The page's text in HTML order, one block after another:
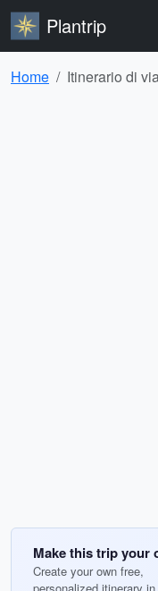
Plantrip
Home Itinerario di
Make this trip your
Create your own free,